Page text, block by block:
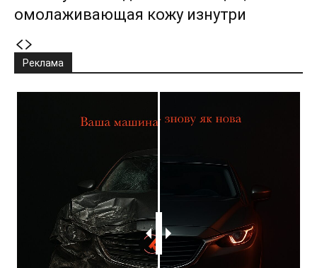
омолаживающая кожу изнутри
Реклама